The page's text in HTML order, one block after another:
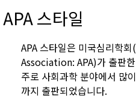
APA 스타일
APA 스타일은 미국심리학
Association: APA)가 출판
주로 사회과학 분야에서 많
까지 출판되었습니다.